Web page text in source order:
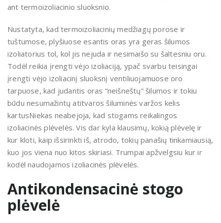
ant termoizoliacinio sluoksnio.
Nustatyta, kad termoizoliacinių medžiagų porose ir
tuštumose, plyšiuose esantis oras yra geras šilumos
izoliatorius tol, kol jis nejuda ir nesimaišo su šaltesniu oru.
Todėl reikia įrengti vėjo izoliaciją, ypač svarbu teisingai
įrengti vėjo izoliacinį sluoksnį ventiliuojamuose oro
tarpuose, kad judantis oras “neišneštų” šilumos ir tokiu
būdu nesumažintų atitvaros šiluminės varžos kelis
kartusNiekas neabejoja, kad stogams reikalingos
izoliacinės plėvelės. Vis dar kyla klausimų, kokią plėvelę ir
kur kloti, kaip išsirinkti iš, atrodo, tokių panašių tinkamiausią,
kuo jos viena nuo kitos skiriasi. Trumpai apžvelgsiu kur ir
kodėl naudojamos izoliacinės plėvelės.
Antikondensacinė stogo
plėvelė